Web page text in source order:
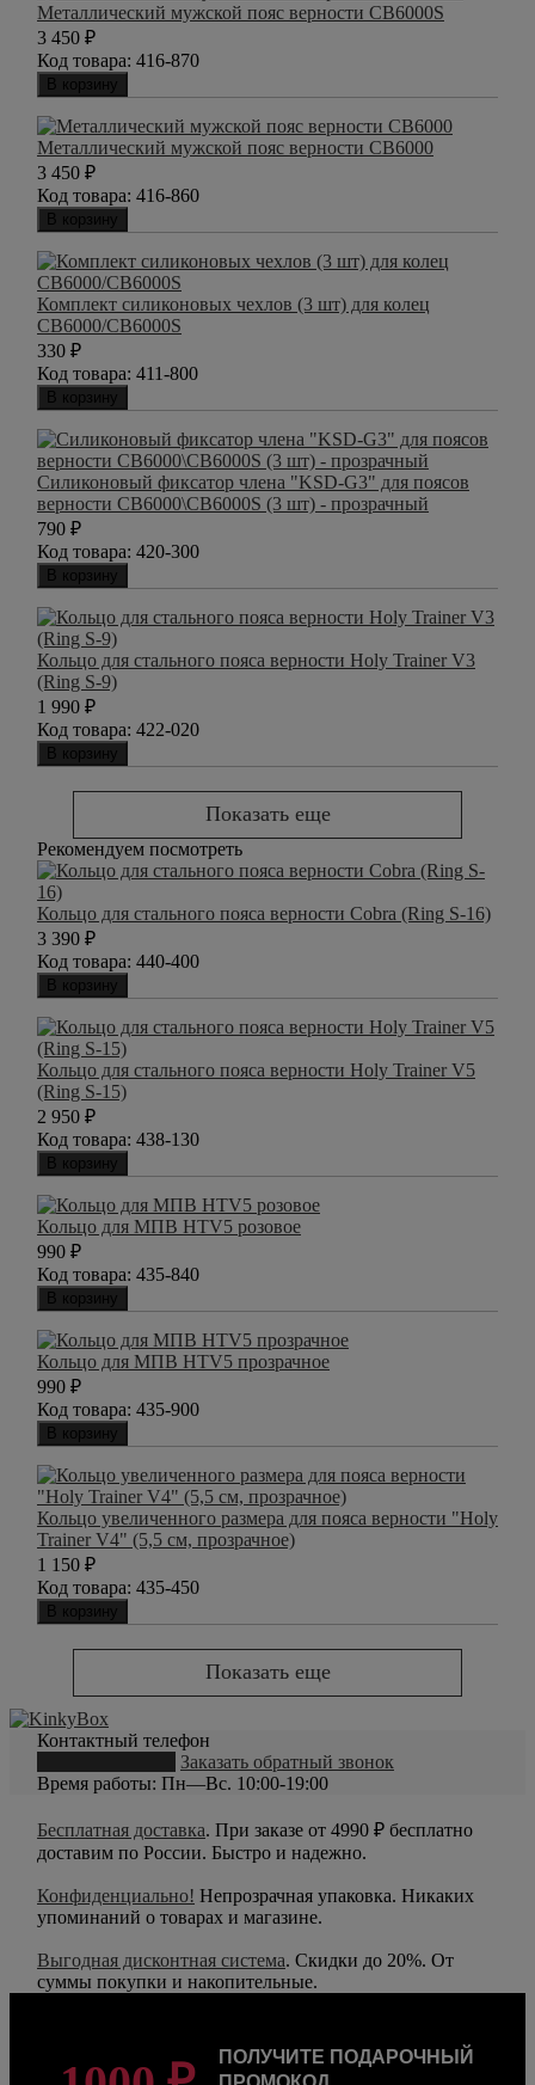
Металлический мужской пояс верности CB6000S
3 450 ₽
Код товара: 416-870
В корзину
Металлический мужской пояс верности CB6000
3 450 ₽
Код товара: 416-860
В корзину
Комплект силиконовых чехлов (3 шт) для колец
CB6000/CB6000S
330 ₽
Код товара: 411-800
В корзину
Силиконовый фиксатор члена "KSD-G3" для поясов
верности CB6000\CB6000S (3 шт) - прозрачный
790 ₽
Код товара: 420-300
В корзину
Кольцо для стального пояса верности Holy Trainer V3
(Ring S-9)
1 990 ₽
Код товара: 422-020
В корзину
Показать еще
Рекомендуем посмотреть
Кольцо для стального пояса верности Cobra (Ring S-16)
3 390 ₽
Код товара: 440-400
В корзину
Кольцо для стального пояса верности Holy Trainer V5
(Ring S-15)
2 950 ₽
Код товара: 438-130
В корзину
Кольцо для МПВ HTV5 розовое
990 ₽
Код товара: 435-840
В корзину
Кольцо для МПВ HTV5 прозрачное
990 ₽
Код товара: 435-900
В корзину
Кольцо увеличенного размера для пояса верности "Holy
Trainer V4" (5,5 см, прозрачное)
1 150 ₽
Код товара: 435-450
В корзину
Показать еще
Контактный телефон
Заказать обратный звонок
Время работы: Пн—Вс. 10:00-19:00
Бесплатная доставка. При заказе от 4990 ₽ бесплатно
доставим по России. Быстро и надежно.
Конфиденциально! Непрозрачная упаковка. Никаких
упоминаний о товарах и магазине.
Выгодная дисконтная система. Скидки до 20%. От
суммы покупки и накопительные.
ПОЛУЧИТЕ ПОДАРОЧНЫЙ